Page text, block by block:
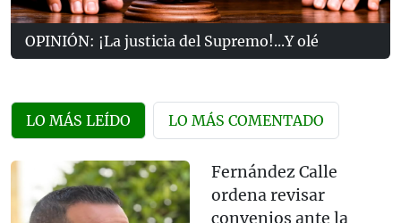
OPINIÓN: ¡La justicia del Supremo!...Y olé
LO MÁS LEÍDO LO MÁS COMENTADO
Fernández Calle
ordena revisar
convenios ante la